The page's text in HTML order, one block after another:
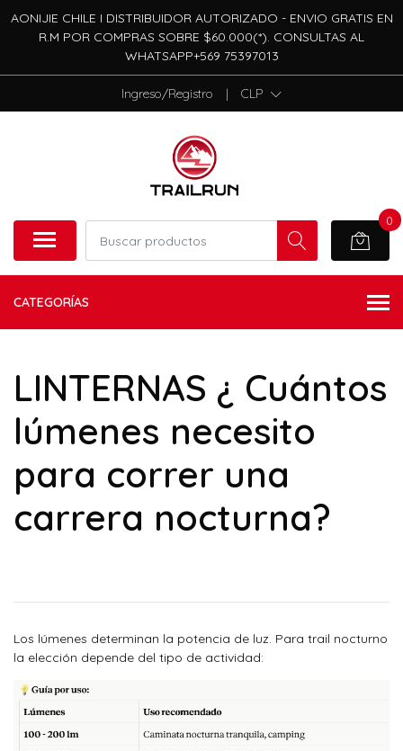
AONIJIE CHILE I DISTRIBUIDOR AUTORIZADO - ENVIO GRATIS EN
R.M POR COMPRAS SOBRE $60.000(*). CONSULTAS AL
WHATSAPP+569 75397013
Ingreso/Registro | CLP
0
CATEGORÍAS
LINTERNAS ¿ Cuántos
lúmenes necesito
para correr una
carrera nocturna?
Los lúmenes determinan la potencia de luz. Para trail nocturno
la elección depende del tipo de actividad: